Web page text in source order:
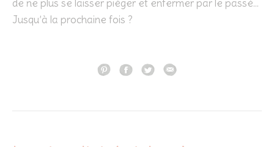
de ne plus se laisser piéger et enfermer par le passé…
Jusqu’à la prochaine fois ?